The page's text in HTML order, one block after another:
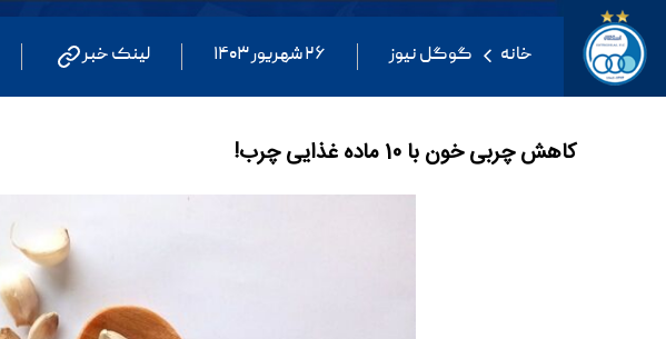
خانه گوگل نیوز ۲۶ شهریور ۱۴۰۳ لینک خبر
کاهش چربی خون با 10 ماده غذایی چرب!